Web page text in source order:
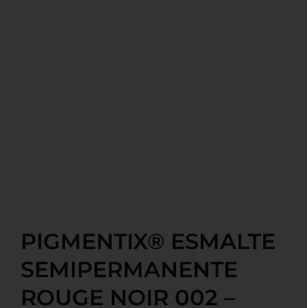
PIGMENTIX® ESMALTE
SEMIPERMANENTE
ROUGE NOIR 002 –